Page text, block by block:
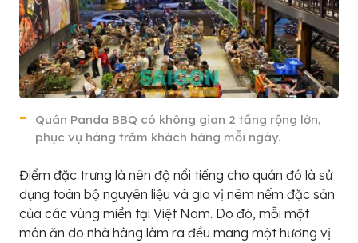
Quán Panda BBQ có không gian 2 tầng rộng lớn,
phục vụ hàng trăm khách hàng mỗi ngày.
Điểm đặc trưng là nên độ nổi tiếng cho quán đó là sử
dụng toàn bộ nguyên liệu và gia vị nêm nếm đặc sản
của các vùng miền tại Việt Nam. Do đó, mỗi một
món ăn do nhà hàng làm ra đều mang một hương vị